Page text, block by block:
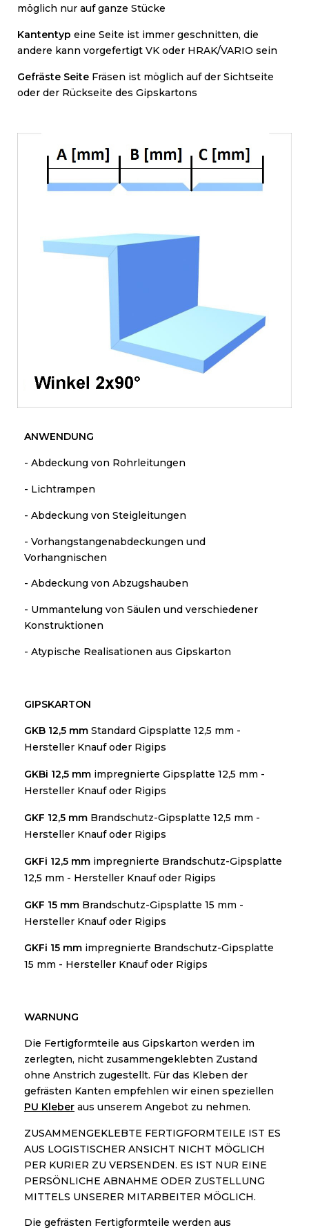
möglich nur auf ganze Stücke
Kantentyp eine Seite ist immer geschnitten, die
andere kann vorgefertigt VK oder HRAK/VARIO sein
Gefräste Seite Fräsen ist möglich auf der Sichtseite
oder der Rückseite des Gipskartons
ANWENDUNG
- Abdeckung von Rohrleitungen
- Lichtrampen
- Abdeckung von Steigleitungen
- Vorhangstangenabdeckungen und
Vorhangnischen
- Abdeckung von Abzugshauben
- Ummantelung von Säulen und verschiedener
Konstruktionen
- Atypische Realisationen aus Gipskarton
GIPSKARTON
GKB 12,5 mm Standard Gipsplatte 12,5 mm -
Hersteller Knauf oder Rigips
GKBi 12,5 mm impregnierte Gipsplatte 12,5 mm -
Hersteller Knauf oder Rigips
GKF 12,5 mm Brandschutz-Gipsplatte 12,5 mm -
Hersteller Knauf oder Rigips
GKFi 12,5 mmimpregnierte Brandschutz-Gipsplatte
12,5 mm - Hersteller Knauf oder Rigips
GKF 15 mm Brandschutz-Gipsplatte 15 mm -
Hersteller Knauf oder Rigips
GKFi 15 mm impregnierte Brandschutz-Gipsplatte
15 mm - Hersteller Knauf oder Rigips
WARNUNG
Die Fertigformteile aus Gipskarton werden im
zerlegten, nicht zusammengeklebten Zustand
ohne Anstrich zugestellt. Für das Kleben der
gefrästen Kanten empfehlen wir einen speziellen
PU Kleberaus unserem Angebot zu nehmen.
ZUSAMMENGEKLEBTE FERTIGFORMTEILE IST ES
AUS LOGISTISCHER ANSICHT NICHT MÖGLICH
PER KURIER ZU VERSENDEN. ES IST NUR EINE
PERSÖNLICHE ABNAHME ODER ZUSTELLUNG
MITTELS UNSERER MITARBEITER MÖGLICH.
Die gefrästen Fertigformteile werden aus